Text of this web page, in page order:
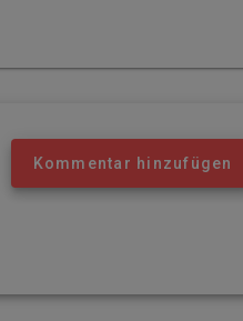
Kommentar hinzufügen